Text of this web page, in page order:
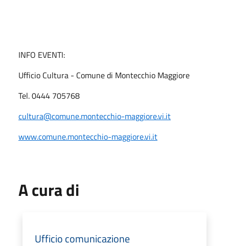
INFO EVENTI:
Ufficio Cultura - Comune di Montecchio Maggiore
Tel. 0444 705768
cultura@comune.montecchio-maggiore.vi.it
www.comune.montecchio-maggiore.vi.it
A cura di
Ufficio comunicazione